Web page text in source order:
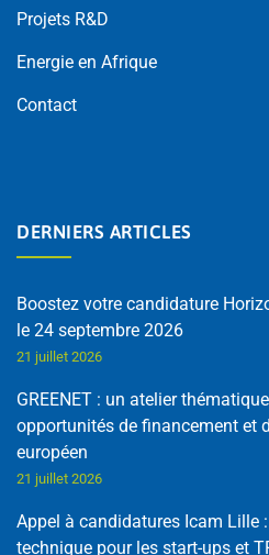
Projets R&D
Energie en Afrique
Contact
DERNIERS ARTICLES
Boostez votre candidature
le 24 septembre 2026
21 juillet 2026
GREENET : un atelier
opportunités de financement et
européen
21 juillet 2026
Appel à candidatures Icam Lille
technique pour les start-ups et